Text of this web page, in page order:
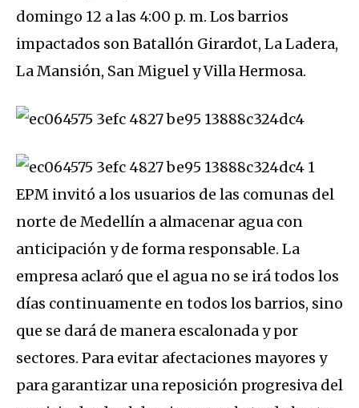
domingo 12 a las 4:00 p. m. Los barrios
impactados son Batallón Girardot, La Ladera,
La Mansión, San Miguel y Villa Hermosa.
EPM invitó a los usuarios de las comunas del
norte de Medellín a almacenar agua con
anticipación y de forma responsable. La
empresa aclaró que el agua no se irá todos los
días continuamente en todos los barrios, sino
que se dará de manera escalonada y por
sectores. Para evitar afectaciones mayores y
para garantizar una reposición progresiva del